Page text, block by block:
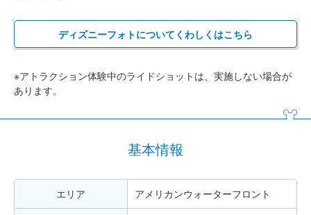
ディズニーフォトについてくわしくはこちら
※アトラクション体験中のライドショットは、実施しない場合が
あります。
基本情報
エリア アメリカンウォーターフロント